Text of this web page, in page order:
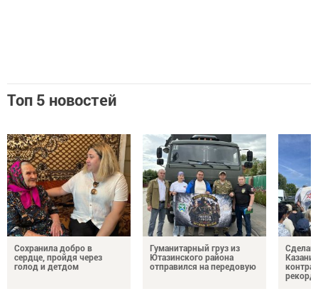
Топ 5 новостей
Сохранила добро в
сердце, пройдя через
голод и детдом
Гуманитарный груз из
Ютазинского района
отправился на передовую
Сделай
Казани